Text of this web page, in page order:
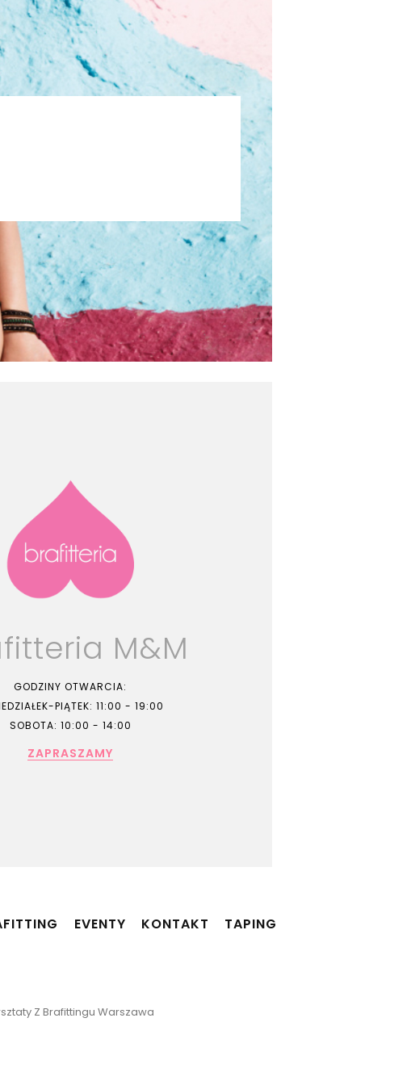
M&M
GODZINY OTWARCIA:
PIĄTEK: 11:00 - 19:00
SOBOTA: 10:00 - 14:00
ZAPRASZAMY
EVENTY KONTAKT TAPING
Z Brafittingu Warszawa